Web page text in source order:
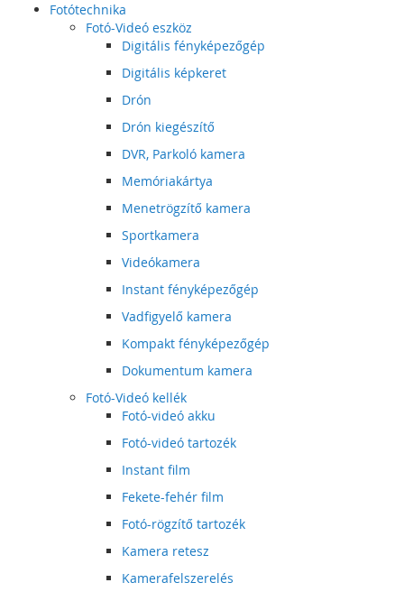
Fotótechnika
Fotó-Videó eszköz
Digitális fényképezőgép
Digitális képkeret
Drón
Drón kiegészítő
DVR, Parkoló kamera
Memóriakártya
Menetrögzítő kamera
Sportkamera
Videókamera
Instant fényképezőgép
Vadfigyelő kamera
Kompakt fényképezőgép
Dokumentum kamera
Fotó-Videó kellék
Fotó-videó akku
Fotó-videó tartozék
Instant film
Fekete-fehér film
Fotó-rögzítő tartozék
Kamera retesz
Kamerafelszerelés